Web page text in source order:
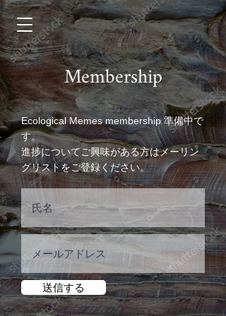
Membership
Ecological Memes membership 準備中で
す。
進捗についてご興味がある方はメーリン
グリストをご登録ください。
送信する